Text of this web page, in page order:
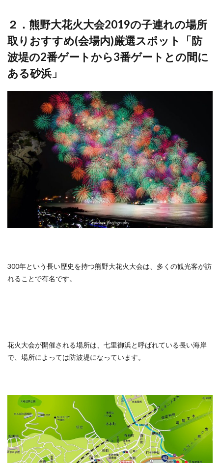
２．熊野大花火大会2019の子連れの場所
取りおすすめ(会場内)厳選スポット「防
波堤の2番ゲートから3番ゲートとの間に
ある砂浜」
300年という長い歴史を持つ熊野大花火大会は、多くの観光客が訪
れることで有名です。
花火大会が開催される場所は、七里御浜と呼ばれている長い海岸
で、場所によっては防波堤になっています。